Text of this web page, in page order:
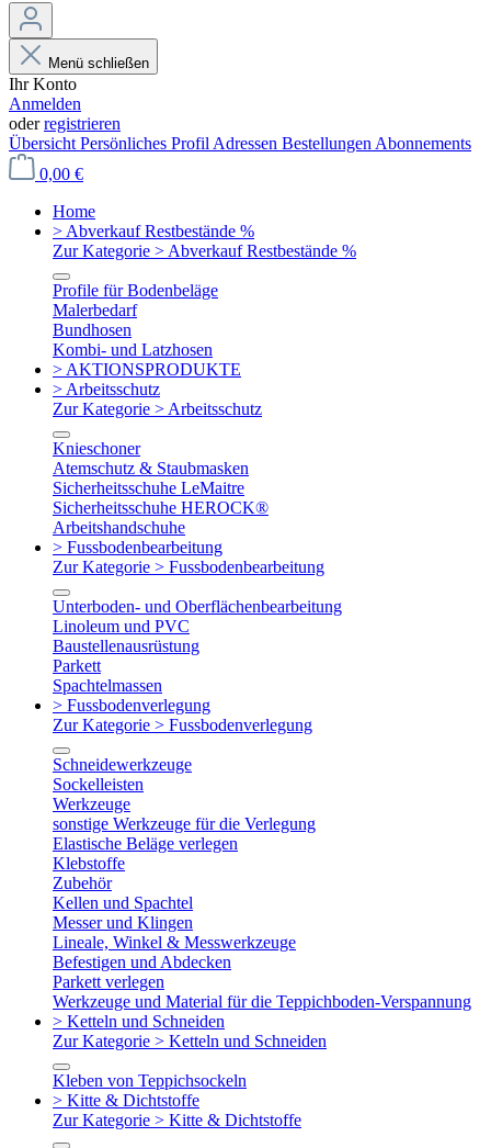
Menü schließen
Ihr Konto
Anmelden
oderregistrieren
Übersicht Persönliches Profil Adressen Bestellungen Abonnements
0,00 €
Home
> Abverkauf Restbestände %
Zur Kategorie > Abverkauf Restbestände %
Profile für Bodenbeläge
Malerbedarf
Bundhosen
Kombi- und Latzhosen
> AKTIONSPRODUKTE
> Arbeitsschutz
Zur Kategorie > Arbeitsschutz
Knieschoner
Atemschutz & Staubmasken
Sicherheitsschuhe LeMaitre
Sicherheitsschuhe HEROCK®
Arbeitshandschuhe
> Fussbodenbearbeitung
Zur Kategorie > Fussbodenbearbeitung
Unterboden- und Oberflächenbearbeitung
Linoleum und PVC
Baustellenausrüstung
Parkett
Spachtelmassen
> Fussbodenverlegung
Zur Kategorie > Fussbodenverlegung
Schneidewerkzeuge
Sockelleisten
Werkzeuge
sonstige Werkzeuge für die Verlegung
Elastische Beläge verlegen
Klebstoffe
Zubehör
Kellen und Spachtel
Messer und Klingen
Lineale, Winkel & Messwerkzeuge
Befestigen und Abdecken
Parkett verlegen
Werkzeuge und Material für die Teppichboden-Verspannung
> Ketteln und Schneiden
Zur Kategorie > Ketteln und Schneiden
Kleben von Teppichsockeln
> Kitte & Dichtstoffe
Zur Kategorie > Kitte & Dichtstoffe